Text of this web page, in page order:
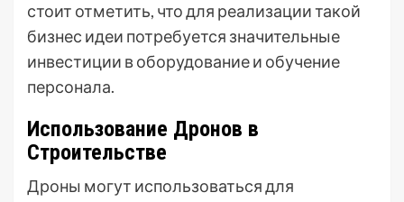
стоит отметить, что для реализации такой
бизнес идеи потребуется значительные
инвестиции в оборудование и обучение
персонала.
Использование Дронов в
Строительстве
Дроны могут использоваться для